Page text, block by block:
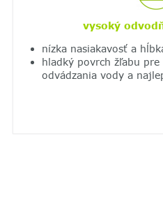
vysoký
nízka nasiakavosť a
hladký povrch žľabu
odvádzania vody a